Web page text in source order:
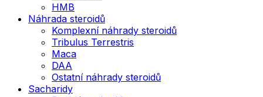
HMB
Náhrada steroidů
Komplexní náhrady steroidů
Tribulus Terrestris
Maca
DAA
Ostatní náhrady steroidů
Sacharidy